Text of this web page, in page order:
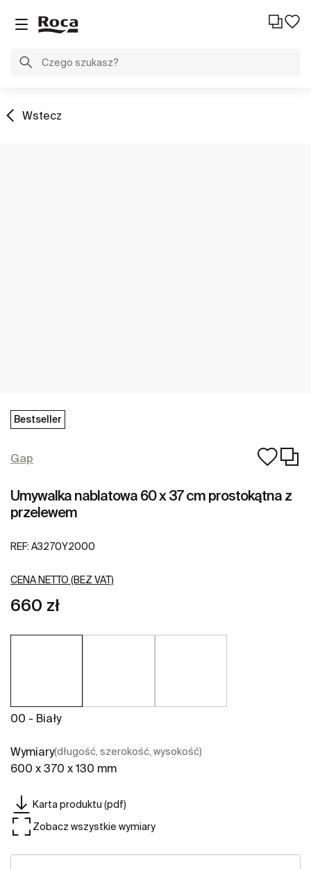
Wstecz
Bestseller
Gap
Umywalka nablatowa 60 x 37 cm prostokątna z
przelewem
REF: A3270Y2000
CENA NETTO (BEZ VAT)
660 zł
00 - Biały
Wymiary(długość, szerokość, wysokość)
600 x 370 x 130 mm
Karta produktu (pdf)
Zobacz wszystkie wymiary